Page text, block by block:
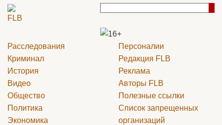
Расследования
Криминал
История
Видео
Общество
Политика
Экономика
Персоналии
Редакция FLB
Реклама
Авторы FLB
Полезные ссылки
Список запрещенных
организаций